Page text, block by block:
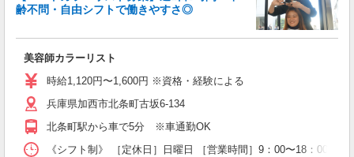
齢不問・自由シフトで働きやすさ◎
美容師カラーリスト
時給1,120円〜1,600円 ※資格・経験による
兵庫県加西市北条町古坂6-134
北条町駅から車で5分 ※車通勤OK
《シフト制》 ［定休日］日曜日 ［営業時間］9：00〜18：00